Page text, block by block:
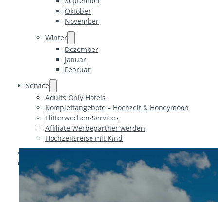
Oktober
November
Winter
Dezember
Januar
Februar
Service
Adults Only Hotels
Komplettangebote – Hochzeit & Honeymoon
Flitterwochen-Services
Affiliate Werbepartner werden
Hochzeitsreise mit Kind
Über uns
Flitterwochen &